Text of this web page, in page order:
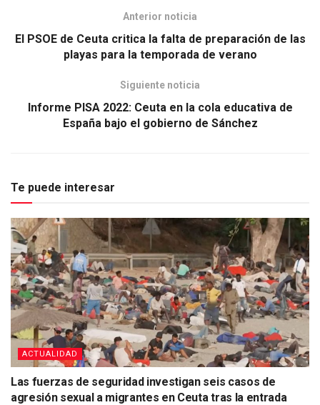
Anterior noticia
El PSOE de Ceuta critica la falta de preparación de las
playas para la temporada de verano
Siguiente noticia
Informe PISA 2022: Ceuta en la cola educativa de
España bajo el gobierno de Sánchez
Te puede interesar
ACTUALIDAD
Las fuerzas de seguridad investigan seis casos de
agresión sexual a migrantes en Ceuta tras la entrada